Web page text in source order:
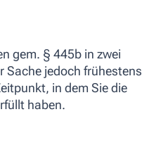
gem. § 445b in zwei
Sache jedoch frühestens
in dem Sie die
haben.